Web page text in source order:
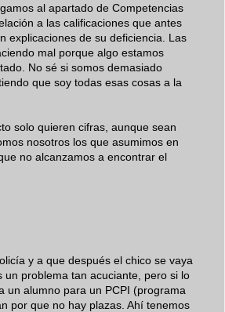
al apartado de Competencias
a las calificaciones que antes
explicaciones de su deficiencia. Las
mal porque algo estamos
No sé si somos demasiado
que soy todas esas cosas a la
solo quieren cifras, aunque sean
nosotros los que asumimos en
no alcanzamos a encontrar el
y a que después el chico se vaya
problema tan acuciante, pero si lo
un alumno para un PCPI (programa
por que no hay plazas. Ahí tenemos